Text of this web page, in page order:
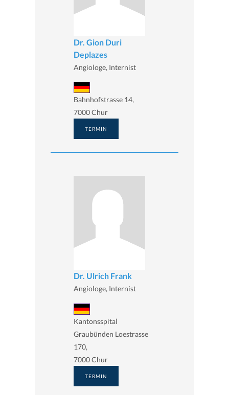
Dr. Gion Duri
Deplazes
Angiologe, Internist
Bahnhofstrasse 14,
7000 Chur
TERMIN
Dr. Ulrich Frank
Angiologe, Internist
Kantonsspital
Graubünden Loestrasse
170,
7000 Chur
TERMIN